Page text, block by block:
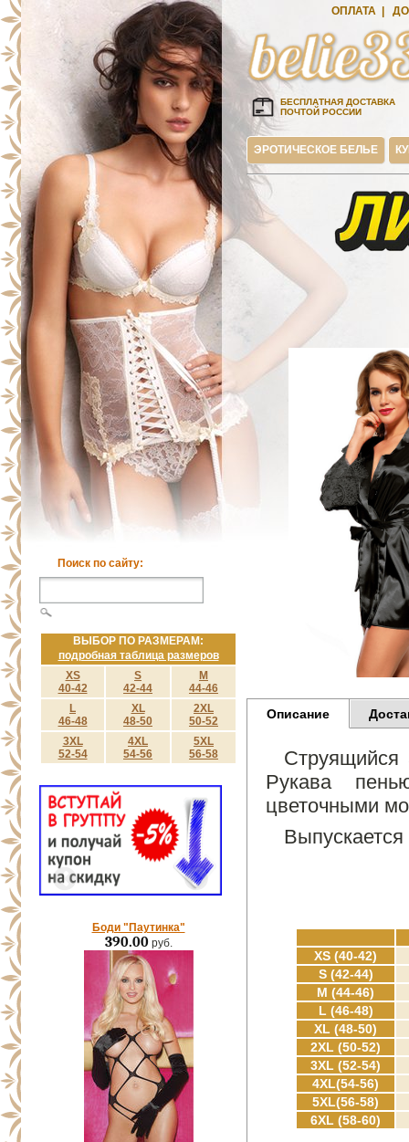
Поиск по сайту:
ВЫБОР ПО РАЗМЕРАМ:
подробная таблица размеров
XS
40-42
S
42-44
M
44-46
L
46-48
XL
48-50
2XL
50-52
3XL
52-54
4XL
54-56
5XL
56-58
Боди "Паутинка"
390.00руб.
ОПЛАТА
БЕСПЛАТНАЯ ДОСТАВКА
ПОЧТОЙ РОССИИ
ЭРОТИЧЕСКОЕ БЕЛЬЕ
Описание
Струящийся
Рукава
цветочными
XS (40-42)
S (42-44)
M (44-46)
L (46-48)
XL (48-50)
2XL (50-52)
3XL (52-54)
4XL(54-56)
5XL(56-58)
6XL (58-60)